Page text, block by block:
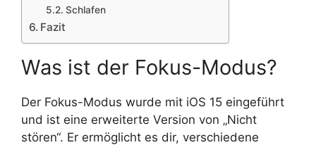
Schlafen
Fazit
Was ist der Fokus-Modus?
Der Fokus-Modus wurde mit iOS 15 eingeführt
und ist eine erweiterte Version von „Nicht
stören“. Er ermöglicht es dir, verschiedene